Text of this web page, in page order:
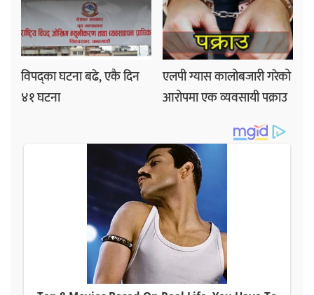
विपद्का घटना बढे, एकै दिन
४१ घटना
एलपी ग्यास कालोबजारी गरेको
आरोपमा एक व्यवसायी पक्राउ